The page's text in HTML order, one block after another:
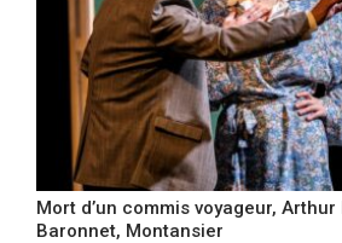
Mort d’un commis voyageur,
Baronnet, Montansier